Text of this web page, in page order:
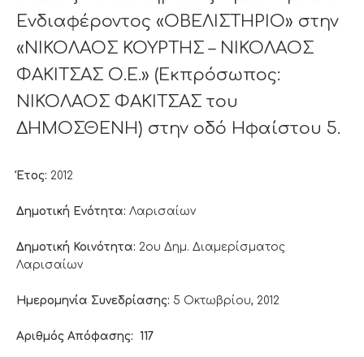
Ενδιαφέροντος «ΟΒΕΛΙΣΤΗΡΙΟ» στην
«ΝΙΚΟΛΑΟΣ ΚΟΥΡΤΗΣ – ΝΙΚΟΛΑΟΣ
ΦΑΚΙΤΣΑΣ Ο.Ε.» (Εκπρόσωπος:
ΝΙΚΟΛΑΟΣ ΦΑΚΙΤΣΑΣ του
ΔΗΜΟΣΘΕΝΗ) στην οδό Ηφαίστου 5.
Έτος: 2012
Δημοτική Ενότητα: Λαρισαίων
Δημοτική Κοινότητα: 2ου Δημ. Διαμερίσματος
Λαρισαίων
Ημερομηνία Συνεδρίασης: 5 Οκτωβρίου, 2012
Αριθμός Απόφασης: 117